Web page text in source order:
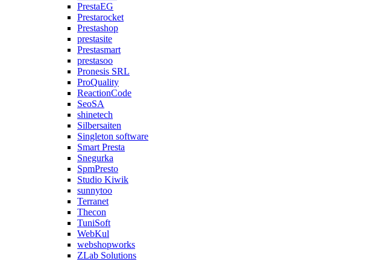
PrestaEG
Prestarocket
Prestashop
prestasite
Prestasmart
prestasoo
Pronesis SRL
ProQuality
ReactionCode
SeoSA
shinetech
Silbersaiten
Singleton software
Smart Presta
Snegurka
SpmPresto
Studio Kiwik
sunnytoo
Terranet
Thecon
TuniSoft
WebKul
webshopworks
ZLab Solutions